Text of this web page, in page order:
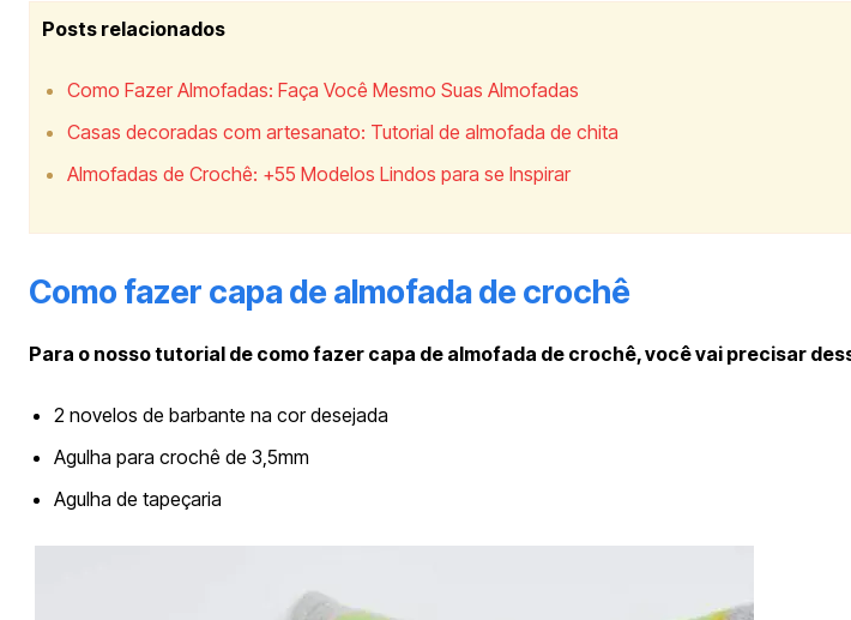
Posts relacionados
Como Fazer Almofadas: Faça Você Mesmo Suas Almofadas
Casas decoradas com artesanato: Tutorial de almofada de chita
Almofadas de Crochê: +55 Modelos Lindos para se Inspirar
Como fazer capa de almofada de crochê
Para o nosso tutorial de como fazer capa de almofada de crochê, você vai precisar
2 novelos de barbante na cor desejada
Agulha para crochê de 3,5mm
Agulha de tapeçaria